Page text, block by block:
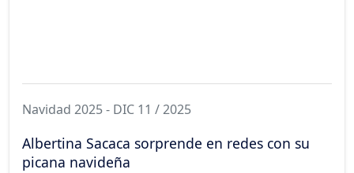
Navidad 2025 - DIC 11 / 2025
Albertina Sacaca sorprende en redes con su
picana navideña